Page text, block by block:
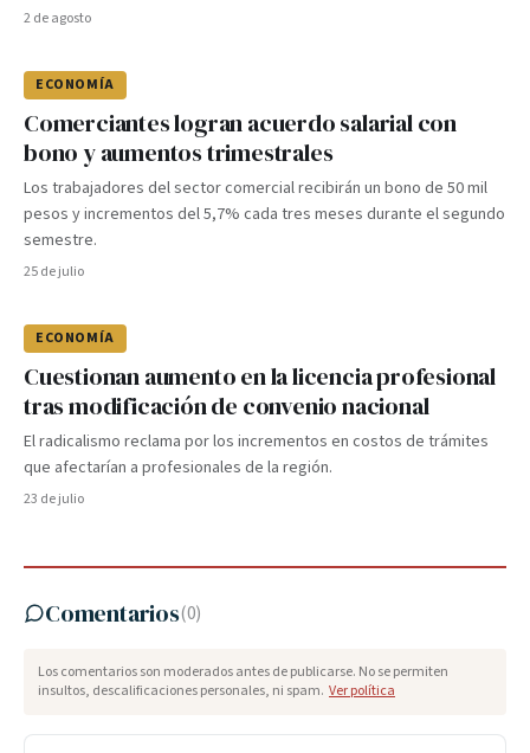
2 de agosto
ECONOMÍA
Comerciantes logran acuerdo salarial con
bono y aumentos trimestrales
Los trabajadores del sector comercial recibirán un bono de 50 mil
pesos y incrementos del 5,7% cada tres meses durante el segundo
semestre.
25 de julio
ECONOMÍA
Cuestionan aumento en la licencia profesional
tras modificación de convenio nacional
El radicalismo reclama por los incrementos en costos de trámites
que afectarían a profesionales de la región.
23 de julio
Comentarios(0)
Los comentarios son moderados antes de publicarse. No se permiten
insultos, descalificaciones personales, ni spam. Ver política